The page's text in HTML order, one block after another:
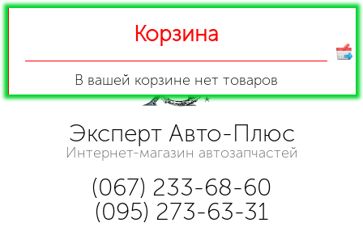
Эксперт Авто-Плюс
Интернет-магазин автозапчастей
(067) 233-68-60
(095) 273-63-31
Корзина
В вашей корзине нет товаров